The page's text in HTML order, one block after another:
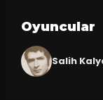
Oyuncular
Salih